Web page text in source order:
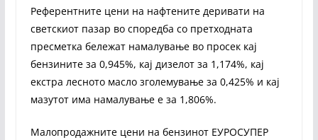
Референтните цени на нафтените деривати на
светскиот пазар во споредба со претходната
пресметка бележат намалување во просек кај
бензините за 0,945%, кај дизелот за 1,174%, кај
екстра лесното масло зголемување за 0,425% и кај
мазутот има намалување е за 1,806%.
Малопродажните цени на бензинот ЕУРОСУПЕР